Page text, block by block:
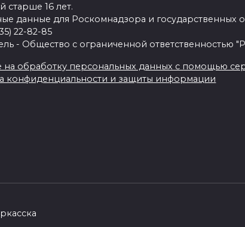
старше 16 лет.
данные для Роскомнадзора и государственных
22-82-85
- Общество с ограниченной ответственностью
на обработку персональных данных с помощью
конфиденциальности и защиты информации